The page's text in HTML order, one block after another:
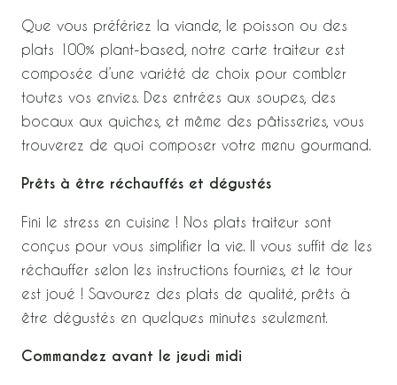
Que vous préfériez la viande, le poisson ou des
plats 100% plant-based, notre carte traiteur est
composée d’une variété de choix pour combler
toutes vos envies. Des entrées aux soupes, des
bocaux aux quiches, et même des pâtisseries, vous
trouverez de quoi composer votre menu gourmand.
Prêts à être réchauffés et dégustés
Fini le stress en cuisine ! Nos plats traiteur sont
conçus pour vous simplifier la vie. Il vous suffit de les
réchauffer selon les instructions fournies, et le tour
est joué ! Savourez des plats de qualité, prêts à
être dégustés en quelques minutes seulement.
Commandez avant le jeudi midi